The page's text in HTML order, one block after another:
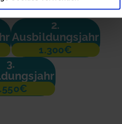
2.
Ausbildungsjahr
1.300€
3.